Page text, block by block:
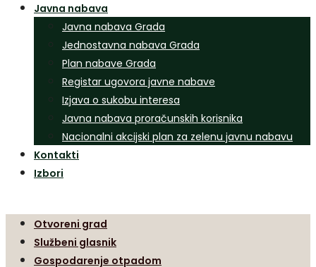
Javna nabava
Javna nabava Grada
Jednostavna nabava Grada
Plan nabave Grada
Registar ugovora javne nabave
Izjava o sukobu interesa
Javna nabava proračunskih korisnika
Nacionalni akcijski plan za zelenu javnu nabavu
Kontakti
Izbori
Otvoreni grad
Službeni glasnik
Gospodarenje otpadom